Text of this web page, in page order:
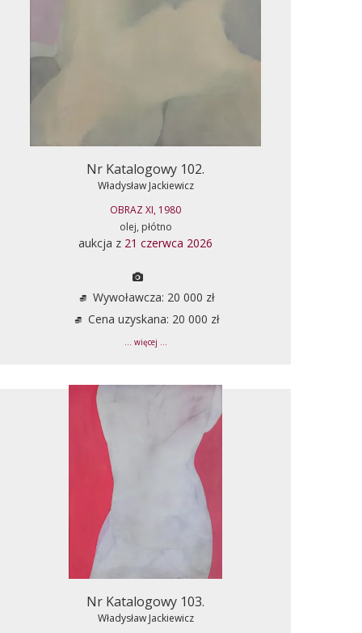
Nr Katalogowy 102.
Władysław Jackiewicz
OBRAZ XI, 1980
olej, płótno
aukcja z 21 czerwca 2026
Wywoławcza: 20 000 zł
Cena uzyskana: 20 000 zł
... więcej ...
Nr Katalogowy 103.
Władysław Jackiewicz